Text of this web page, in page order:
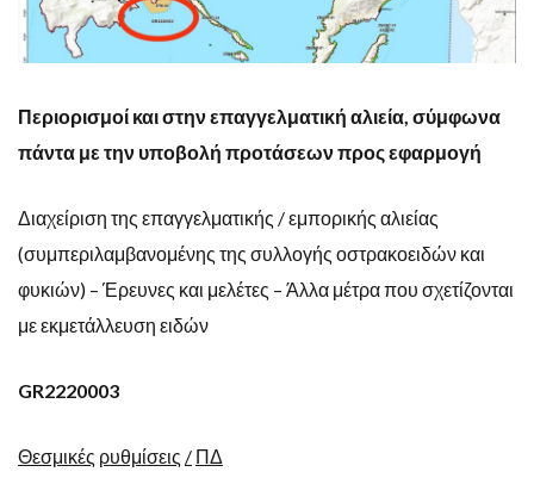
Περιορισμοί και στην επαγγελματική αλιεία, σύμφωνα
πάντα με την υποβολή προτάσεων προς εφαρμογή
Διαχείριση της επαγγελματικής / εμπορικής αλιείας
(συμπεριλαμβανομένης της συλλογής οστρακοειδών και
φυκιών) – Έρευνες και μελέτες – Άλλα μέτρα που σχετίζονται
με εκμετάλλευση ειδών
GR2220003
Θεσμικές ρυθμίσεις / ΠΔ